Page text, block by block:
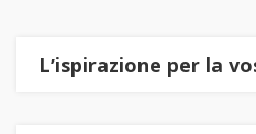
Lʼispirazione per la